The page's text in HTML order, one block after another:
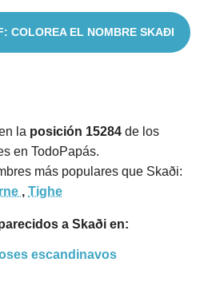
COLOREA EL NOMBRE SKAÐI
la posición 15284 de los
en TodoPapás.
más populares que Skaði:
, Tighe
a Skaði en:
escandinavos